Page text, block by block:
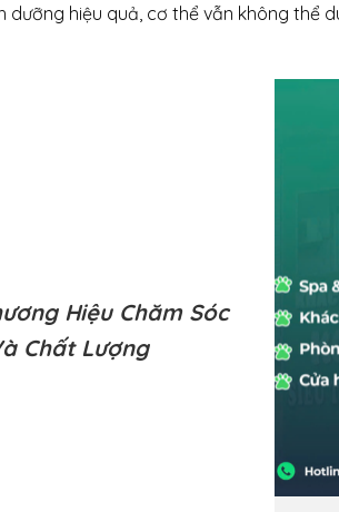
dưỡng hiệu quả, cơ thể vẫn không thể
Hiệu Chăm Sóc
Chất Lượng